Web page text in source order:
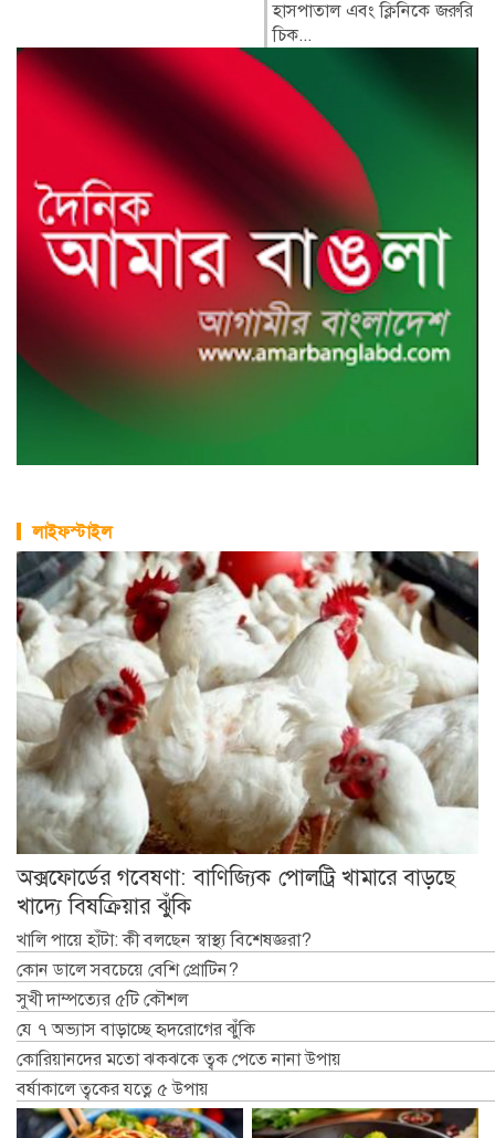
লাইফস্টাইল
অক্সফোর্ডের গবেষণা: বাণিজ্যিক পোলট্রি খামারে বাড়ছে
খাদ্যে বিষক্রিয়ার ঝুঁকি
খালি পায়ে হাঁটা: কী বলছেন স্বাস্থ্য বিশেষজ্ঞরা?
কোন ডালে সবচেয়ে বেশি প্রোটিন?
সুখী দাম্পত্যের ৫টি কৌশল
যে ৭ অভ্যাস বাড়াচ্ছে হৃদরোগের ঝুঁকি
কোরিয়ানদের মতো ঝকঝকে ত্বক পেতে নানা উপায়
বর্ষাকালে ত্বকের যত্নে ৫ উপায়